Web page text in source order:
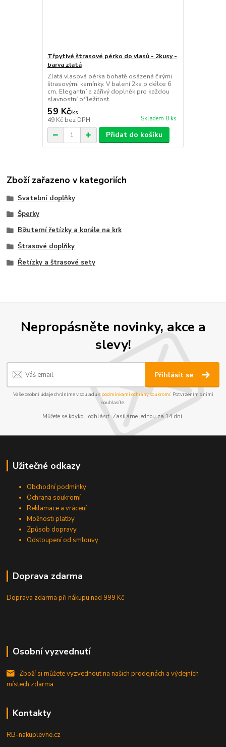
Třpytivé štrasové pérko do vlasů - 2kusy -
barva zlatá
Zlatá vlasová pérka bohatě osázená čirými
štrasovými kamínky. V balení 2ks o délce 6
cm. Elegantní a zářivý doplněk pro každou
slavnostní příležitost.
59 Kč/ks
49 Kč bez DPH Skladem 8 ks
Přidat do košíku
Zboží zařazeno v kategoriích
Svatební doplňky
Šperky
Bižuterní řetízky a korále na krk
Štrasové doplňky
Řetízky a štrasové sety
Nepropásněte novinky, akce a
slevy!
Přihlásit se
Vaše osobní údaje chráníme v souladu s podmínkami ochrany soukromí. Potvrzením s nimi
souhlasíte.
Můžete se kdykoli odhlásit. Zasíláme jednou za 14 dní.
Užitečné odkazy
Obchodní podmínky
Ochrana soukromí
Reklamace a vrácení
Možnosti platby
Způsob dopravy
Odstoupení od smlouvy
Doprava zdarma
Doprava zdarma při nákupunad 999 Kč
Osobní vyzvednutí
Zboží si můžete vyzvednout na našich prodejnách a výdejních
místech zdarma.
Kontakty
RB-nakuplevne.cz